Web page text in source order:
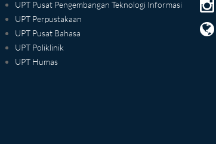
UPT Pusat Pengembangan Teknologi Informasi
UPT Perpustakaan
UPT Pusat Bahasa
UPT Poliklinik
UPT Humas